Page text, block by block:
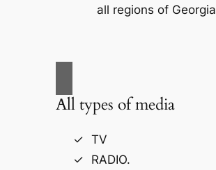
all regions of Georgia
All types of media
TV
RADIO.